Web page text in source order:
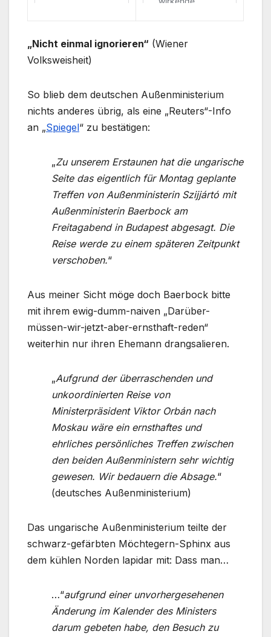
„Nicht einmal ignorieren“ (Wiener
Volksweisheit)
So blieb dem deutschen Außenministerium
nichts anderes übrig, als eine „Reuters“-Info
an „Spiegel“ zu bestätigen:
„Zu unserem Erstaunen hat die ungarische
Seite das eigentlich für Montag geplante
Treffen von Außenministerin Szijjártó mit
Außenministerin Baerbock am
Freitagabend in Budapest abgesagt. Die
Reise werde zu einem späteren Zeitpunkt
verschoben.“
Aus meiner Sicht möge doch Baerbock bitte
mit ihrem ewig-dumm-naiven „Darüber-
müssen-wir-jetzt-aber-ernsthaft-reden“
weiterhin nur ihren Ehemann drangsalieren.
„Aufgrund der überraschenden und
unkoordinierten Reise von
Ministerpräsident Viktor Orbán nach
Moskau wäre ein ernsthaftes und
ehrliches persönliches Treffen zwischen
den beiden Außenministern sehr wichtig
gewesen. Wir bedauern die Absage.“
(deutsches Außenministerium)
Das ungarische Außenministerium teilte der
schwarz-gefärbten Möchtegern-Sphinx aus
dem kühlen Norden lapidar mit: Dass man…
…“aufgrund einer unvorhergesehenen
Änderung im Kalender des Ministers
darum gebeten habe, den Besuch zu